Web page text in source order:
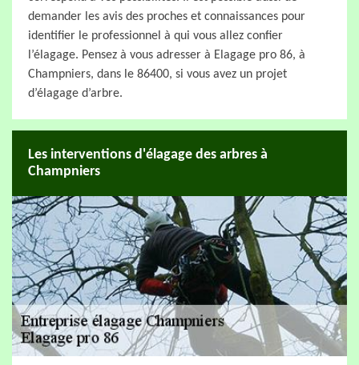
demander les avis des proches et connaissances pour
identifier le professionnel à qui vous allez confier
l’élagage. Pensez à vous adresser à Elagage pro 86, à
Champniers, dans le 86400, si vous avez un projet
d’élagage d’arbre.
Les interventions d'élagage des arbres à
Champniers